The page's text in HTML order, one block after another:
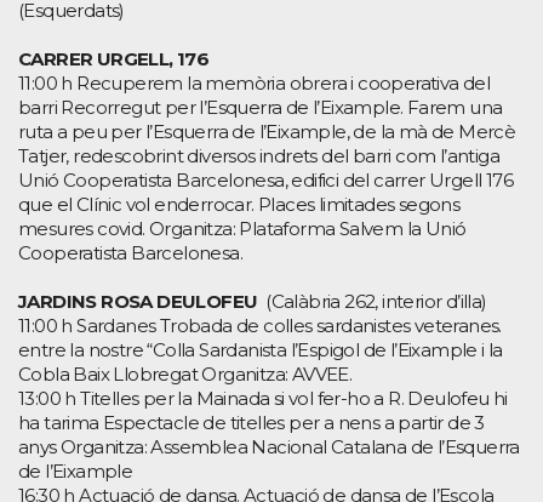
(Esquerdats)
CARRER URGELL, 176
11:00 h Recuperem la memòria obrera i cooperativa del
barri Recorregut per l’Esquerra de l’Eixample. Farem una
ruta a peu per l’Esquerra de l’Eixample, de la mà de Mercè
Tatjer, redescobrint diversos indrets del barri com l’antiga
Unió Cooperatista Barcelonesa, edifici del carrer Urgell 176
que el Clínic vol enderrocar. Places limitades segons
mesures covid. Organitza: Plataforma Salvem la Unió
Cooperatista Barcelonesa.
JARDINS ROSA DEULOFEU (Calàbria 262, interior d’illa)
11:00 h Sardanes Trobada de colles sardanistes veteranes.
entre la nostre “Colla Sardanista l’Espigol de l’Eixample i la
Cobla Baix Llobregat Organitza: AVVEE.
13:00 h Titelles per la Mainada si vol fer-ho a R. Deulofeu hi
ha tarima Espectacle de titelles per a nens a partir de 3
anys Organitza: Assemblea Nacional Catalana de l’Esquerra
de l’Eixample
16:30 h Actuació de dansa. Actuació de dansa de l’Escola